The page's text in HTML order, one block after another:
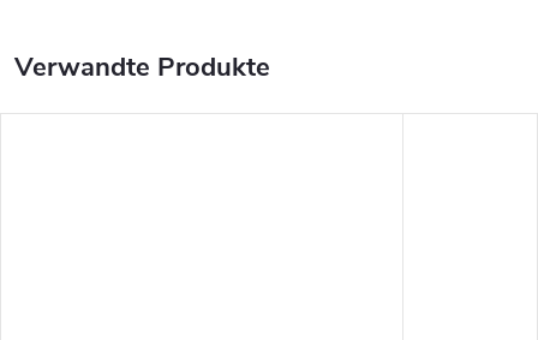
Verwandte Produkte